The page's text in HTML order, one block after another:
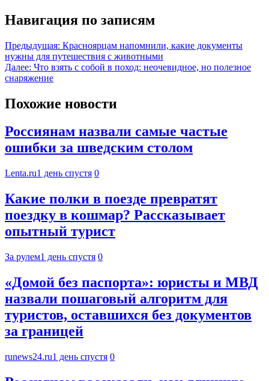
Навигация по записям
Предыдущая: Красноярцам напомнили, какие документы
нужны для путешествия с животными
Далее: Что взять с собой в поход: неочевидное, но полезное
снаряжение
Похожие новости
Россиянам назвали самые частые
ошибки за шведским столом
Lenta.ru1 день спустя 0
Какие полки в поезде превратят
поездку в кошмар? Рассказывает
опытный турист
За рулем1 день спустя 0
«Домой без паспорта»: юристы и МВД
назвали пошаговый алгоритм для
туристов, оставшихся без документов
за границей
runews24.ru1 день спустя 0